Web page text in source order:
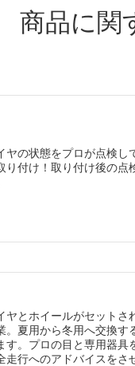
商品に関
ヤの状態をプロが点検し
り付け！取り付け後の点
ヤとホイールがセットさ
。夏用から冬用へ交換す
す。プロの目と専用器具
走行へのアドバイスをさ